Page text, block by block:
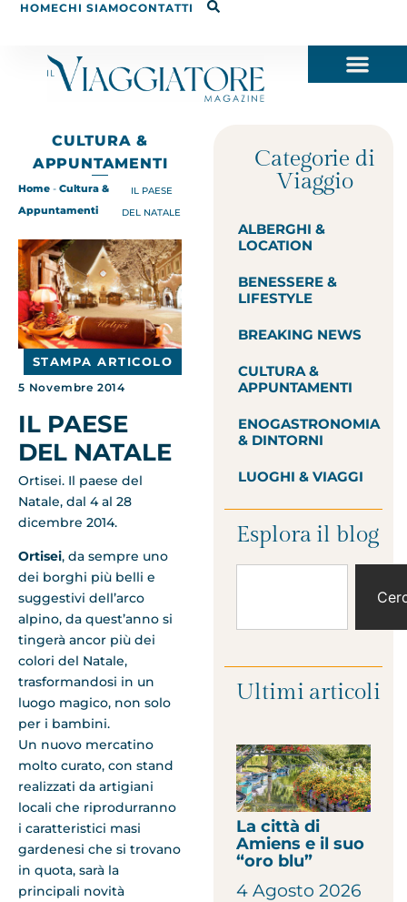
HOMECHI SIAMOCONTATTI
CULTURA &
APPUNTAMENTI
Home - Cultura &
Appuntamenti
IL PAESE
DEL NATALE
STAMPA ARTICOLO
5 Novembre 2014
IL PAESE
DEL NATALE
Ortisei. Il paese del
Natale, dal 4 al 28
dicembre 2014.
Ortisei, da sempre uno
dei borghi più belli e
suggestivi dell’arco
alpino, da quest’anno si
tingerà ancor più dei
colori del Natale,
trasformandosi in un
luogo magico, non solo
per i bambini.
Un nuovo mercatino
molto curato, con stand
realizzati da artigiani
locali che riprodurranno
i caratteristici masi
gardenesi che si trovano
in quota, sarà la
principali novità
Categorie di
Viaggio
ALBERGHI &
LOCATION
BENESSERE &
LIFESTYLE
BREAKING NEWS
CULTURA &
APPUNTAMENTI
ENOGASTRONOMIA
& DINTORNI
LUOGHI & VIAGGI
Esplora il blog
Ultimi articoli
La città di
Amiens e il suo
“oro blu”
4 Agosto 2026